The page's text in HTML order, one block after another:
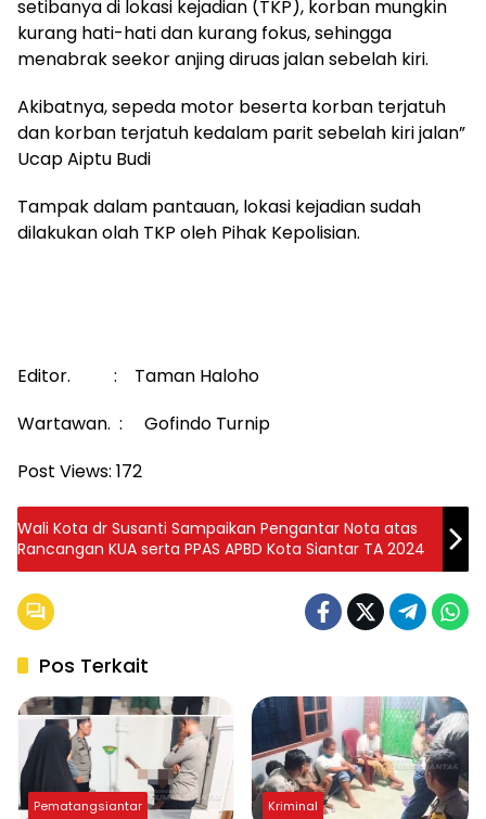
setibanya di lokasi kejadian (TKP), korban mungkin
kurang hati-hati dan kurang fokus, sehingga
menabrak seekor anjing diruas jalan sebelah kiri.
Akibatnya, sepeda motor beserta korban terjatuh
dan korban terjatuh kedalam parit sebelah kiri jalan”
Ucap Aiptu Budi
Tampak dalam pantauan, lokasi kejadian sudah
dilakukan olah TKP oleh Pihak Kepolisian.
Editor. : Taman Haloho
Wartawan. : Gofindo Turnip
Post Views: 172
Wali Kota dr Susanti Sampaikan Pengantar Nota atas
Rancangan KUA serta PPAS APBD Kota Siantar TA 2024
Pos Terkait
Pematangsiantar Kriminal